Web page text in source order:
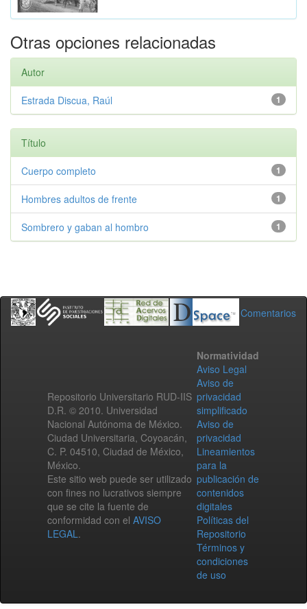
Otras opciones relacionadas
Autor
1
Estrada Discua, Raúl
Título
1
Cuerpo completo
1
Hombres adultos de frente
1
Sombrero y gaban al hombro
Comentarios
Repositorio Universitario RUD-IIS
D.R. © 2010. Universidad
Nacional Autónoma de México.
Ciudad Universitaria, Coyoacán,
C. P. 04510, Ciudad de México,
México.
Este sitio web puede ser utilizado
con fines no lucrativos siempre
que se cite la fuente de
conformidad con el AVISO
LEGAL.
Normatividad
Aviso Legal
Aviso de
privacidad
simplificado
Aviso de
privacidad
Lineamientos
para la
publicación de
contenidos
digitales
Políticas del
Repositorio
Términos y
condiciones
de uso